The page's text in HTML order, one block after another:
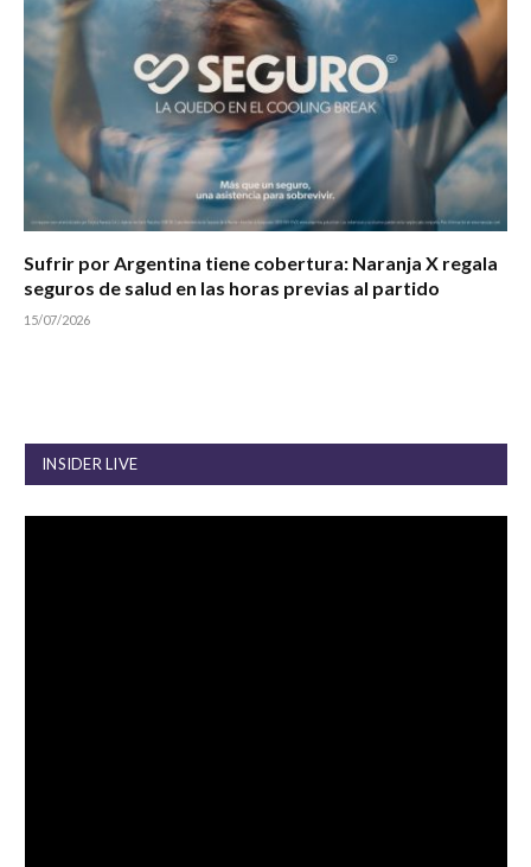
Sufrir por Argentina tiene cobertura: Naranja X regala
seguros de salud en las horas previas al partido
15/07/2026
INSIDER LIVE